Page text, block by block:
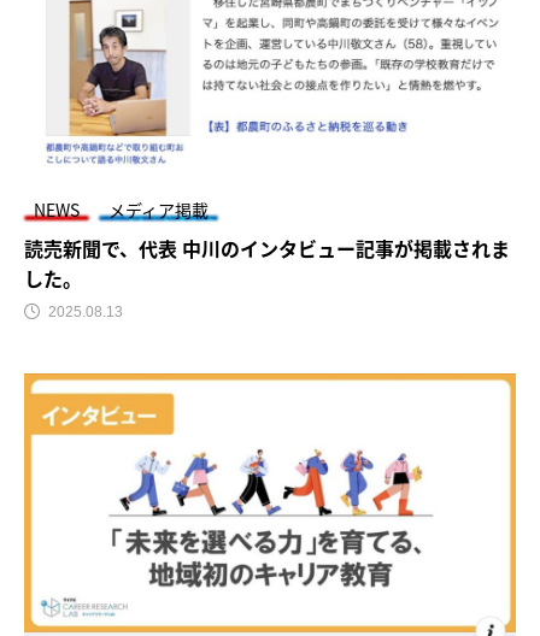
NEWS メディア掲載
読売新聞で、代表 中川のインタビュー記事が掲載されま
した。
2025.08.13